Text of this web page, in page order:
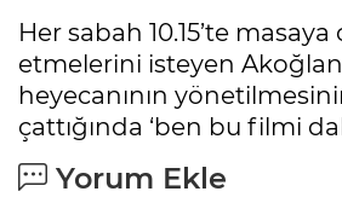
Her sabah 10.15’te
etmelerini isteyen
heyecanının
çattığında ‘ben bu filmi
Yorum Ekle